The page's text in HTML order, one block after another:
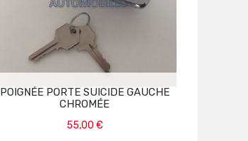
POIGNÉE PORTE SUICIDE GAUCHE
CHROMÉE
55,00 €